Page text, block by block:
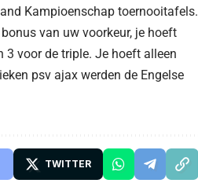
Kampioenschap toernooitafels.
van uw voorkeur, je hoeft
3 voor de triple. Je hoeft alleen
psv ajax werden de Engelse
TWITTER